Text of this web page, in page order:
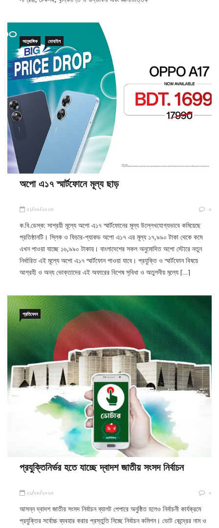
অপো এ১৭ স্মার্টফোনে মূল্য ছাড়
ক.বি.ডেস্ক: সাশ্রয়ী মূল্যে অপো এ১৭ স্মার্টফোনের মূল্য উল্লেখযোগ্যভাবে কমিয়েছে
প্রতিষ্ঠানটি। স্লিক ও ফিচার-প্যাকড অপো এ১৭ এর মূল্য ১৭,৯৯০ টাকা থেকে কমে
এখন পাওয়া যাচ্ছে ১৬,৯৯০ টাকায়। বাংলাদেশের সকল অনুমোদিত অপো স্টোরে নতুন
নির্ধারিত এই মূল্যে অপো এ১৭ স্মার্টফোন পাওয়া যাবে। প্রযুক্তি ও স্মার্টফোন বিষয়ে
আগ্রহী ও অন্য ভোক্তাদের এই অফারের বিশেষ সুবিধা ও অতুলনীয় মূল্যে […]
প্রতিবেদন
প্রযুক্তিনির্ভর হতে যাচ্ছে দ্বাদশ জাতীয় সংসদ নির্বাচন
আসন্ন দ্বাদশ জাতীয় সংসদ নির্বাচন ব্যালট পেপারে অনুষ্ঠিত হলেও নির্বাচনী কার্যক্রমে
প্রযুক্তির সর্বোচ্চ ব্যবহার করার প্রস্তুতি নিচ্ছে নির্বাচন কমিশন। ভোট কেন্দ্রের নাম ও
ভোটার নম্বর খুঁজে পাওয়ার ভোগান্তি কমাতে ‘বাংলাদেশ ইলেকশন অ্যাপ’ নামে একটি